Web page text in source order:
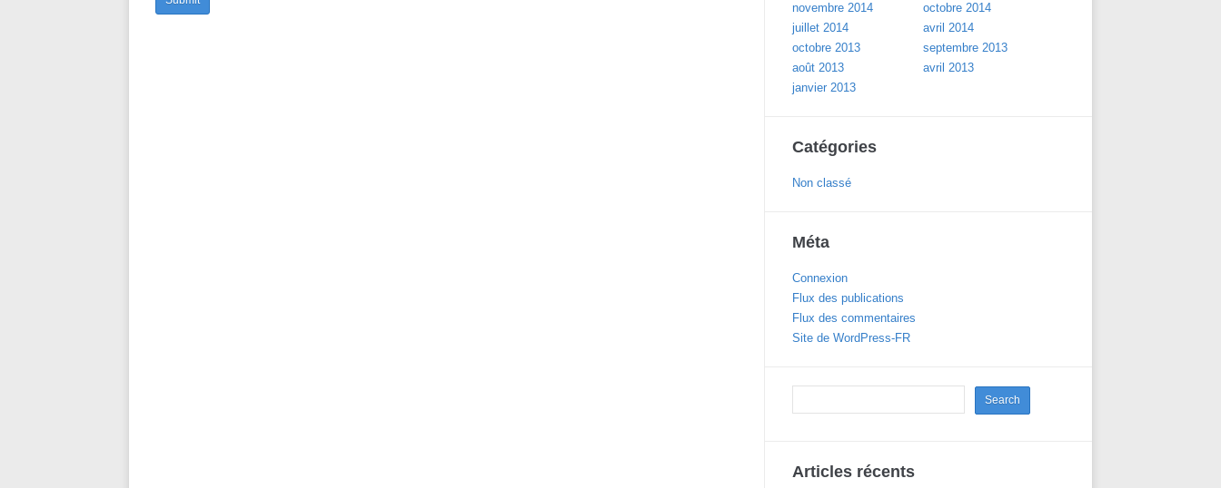
novembre 2014
octobre 2014
juillet 2014
avril 2014
octobre 2013
septembre 2013
août 2013
avril 2013
janvier 2013
Catégories
Non classé
Méta
Connexion
Flux des publications
Flux des commentaires
Site de WordPress-FR
Articles récents